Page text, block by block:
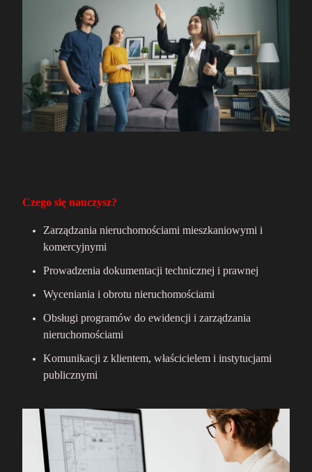
Czego się nauczysz?
Zarządzania nieruchomościami mieszkaniowymi i
komercyjnymi
Prowadzenia dokumentacji technicznej i prawnej
Wyceniania i obrotu nieruchomościami
Obsługi programów do ewidencji i zarządzania
nieruchomościami
Komunikacji z klientem, właścicielem i instytucjami
publicznymi